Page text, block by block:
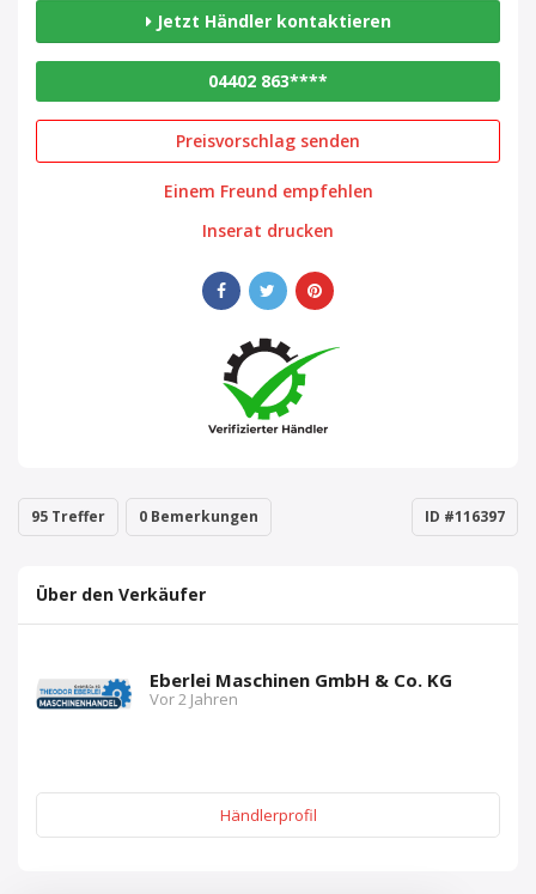
Jetzt Händler kontaktieren
04402 863****
Preisvorschlag senden
Einem Freund empfehlen
Inserat drucken
95 Treffer 0 Bemerkungen ID #116397
Über den Verkäufer
Eberlei Maschinen GmbH & Co. KG
Vor 2 Jahren
Händlerprofil